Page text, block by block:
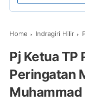
Home Indragiri Hilir
Pj Ketua TP
Peringatan
Muhammad